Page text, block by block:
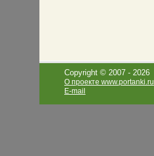
Copyright © 2007 - 2026
О проекте www.portanki.ru
E-mail